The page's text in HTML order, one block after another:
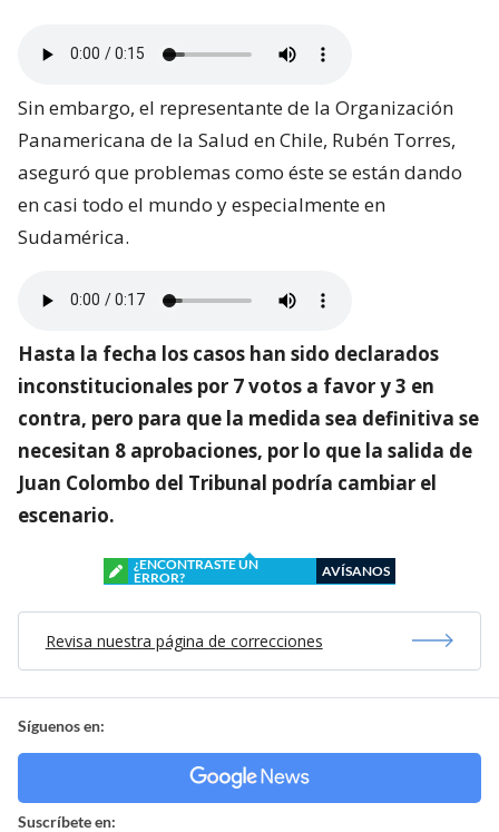
Sin embargo, el representante de la Organización
Panamericana de la Salud en Chile, Rubén Torres,
aseguró que problemas como éste se están dando
en casi todo el mundo y especialmente en
Sudamérica.
Hasta la fecha los casos han sido declarados
inconstitucionales por 7 votos a favor y 3 en
contra, pero para que la medida sea definitiva se
necesitan 8 aprobaciones, por lo que la salida de
Juan Colombo del Tribunal podría cambiar el
escenario.
¿ENCONTRASTE UN
ERROR?
AVÍSANOS
Revisa nuestra página de correcciones
Síguenos en:
Suscríbete en: